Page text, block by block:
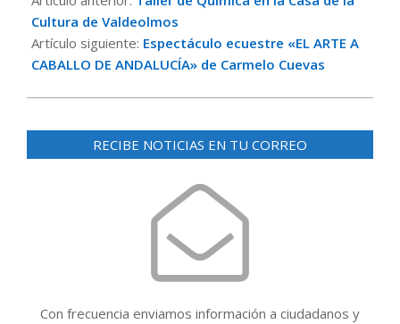
23
Cultura de Valdeolmos
Artículo siguiente: Espectáculo ecuestre «EL ARTE A
CABALLO DE ANDALUCÍA» de Carmelo Cuevas
RECIBE NOTICIAS EN TU CORREO
Con frecuencia enviamos información a ciudadanos y